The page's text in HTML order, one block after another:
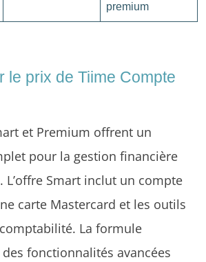
premium
le prix de Tiime Compte
et Premium offrent un
pour la gestion financière
L’offre Smart inclut un compte
carte Mastercard et les outils
La formule
fonctionnalités avancées